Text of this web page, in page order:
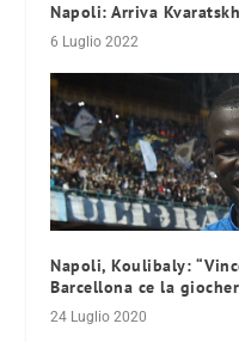
Napoli: Arriva
6 Luglio 2022
Napoli, Koulibaly:
Barcellona ce la
24 Luglio 2020